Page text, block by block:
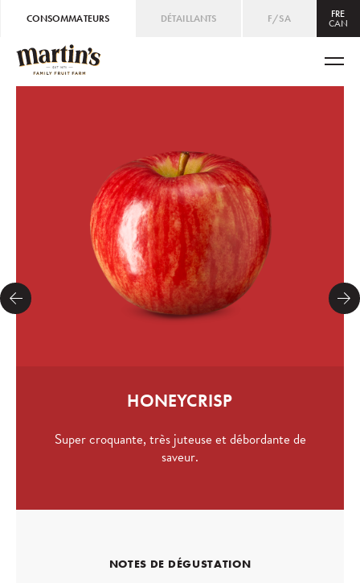
CONSOMMATEURS DÉTAILLANTS F/SA FRE
CAN
ENG
HONEYCRISP
Super croquante, très juteuse et débordante de
saveur.
NOTES DE DÉGUSTATION